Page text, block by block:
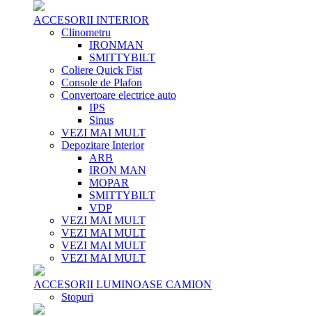
ACCESORII INTERIOR
Clinometru
IRONMAN
SMITTYBILT
Coliere Quick Fist
Console de Plafon
Convertoare electrice auto
IPS
Sinus
VEZI MAI MULT
Depozitare Interior
ARB
IRON MAN
MOPAR
SMITTYBILT
VDP
VEZI MAI MULT
VEZI MAI MULT
VEZI MAI MULT
VEZI MAI MULT
ACCESORII LUMINOASE CAMION
Stopuri